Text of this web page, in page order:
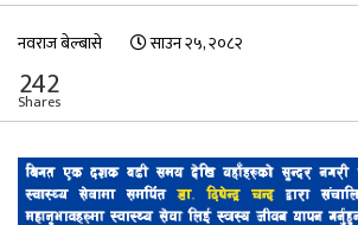
नवराज बेल्बासे साउन २५, २०८२
242
Shares